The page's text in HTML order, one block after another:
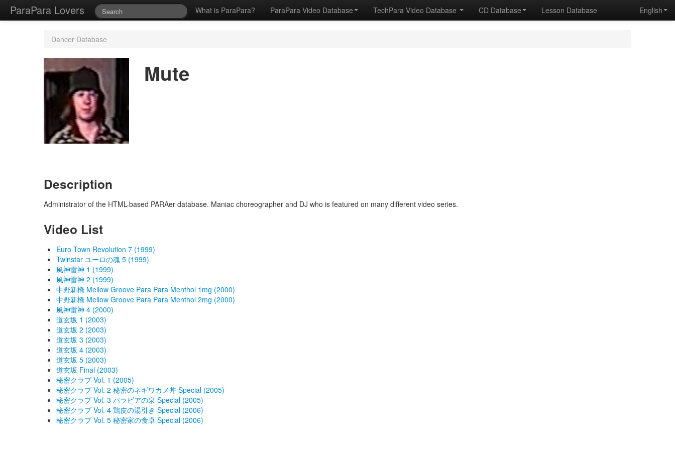
ParaPara Lovers What is ParaPara? ParaPara Video Database TechPara Video Database CD Database Lesson Database English
Dancer Database
Mute
Description
Administrator of the HTML-based PARAer database. Maniac choreographer and DJ who is featured on many different video series.
Video List
Euro Town Revolution 7 (1999)
Twinstar ユーロの魂 5 (1999)
風神雷神 1 (1999)
風神雷神 2 (1999)
中野新橋 Mellow Groove Para Para Menthol 1mg (2000)
中野新橋 Mellow Groove Para Para Menthol 2mg (2000)
風神雷神 4 (2000)
道玄坂 1 (2003)
道玄坂 2 (2003)
道玄坂 3 (2003)
道玄坂 4 (2003)
道玄坂 5 (2003)
道玄坂 Final (2003)
秘密クラブ Vol. 1 (2005)
秘密クラブ Vol. 2 秘密のネギワカメ丼 Special (2005)
秘密クラブ Vol. 3 パラビアの泉 Special (2005)
秘密クラブ Vol. 4 鶏皮の湯引き Special (2006)
秘密クラブ Vol. 5 秘密家の食卓 Special (2006)